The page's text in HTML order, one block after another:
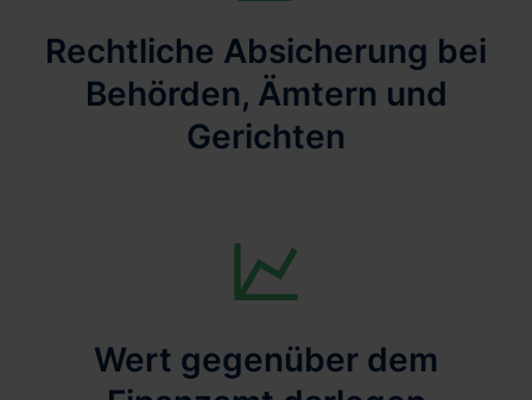
Rechtliche Absicherung bei
Behörden, Ämtern und
Gerichten
Wert gegenüber dem